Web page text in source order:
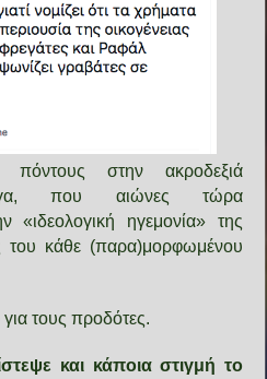
πόντους στην ακροδεξιά
που αιώνες τώρα
«ιδεολογική ηγεμονία» της
του κάθε (παρα)μορφωμένου
για τους προδότες.
και κάποια στιγμή το